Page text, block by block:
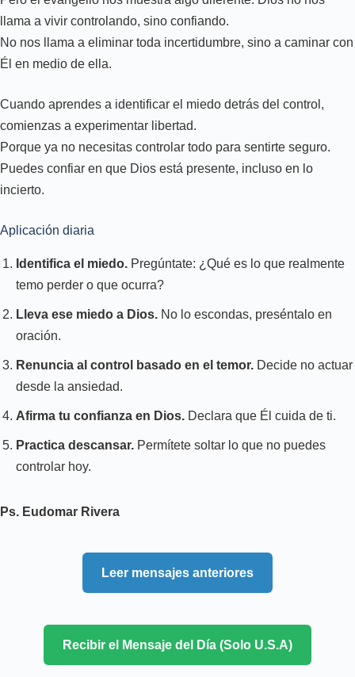
llama a vivir controlando, sino confiando.
No nos llama a eliminar toda incertidumbre, sino a caminar con
Él en medio de ella.
Cuando aprendes a identificar el miedo detrás del control,
comienzas a experimentar libertad.
Porque ya no necesitas controlar todo para sentirte seguro.
Puedes confiar en que Dios está presente, incluso en lo
incierto.
Aplicación diaria
Identifica el miedo. Pregúntate: ¿Qué es lo que realmente
temo perder o que ocurra?
Lleva ese miedo a Dios. No lo escondas, preséntalo en
oración.
Renuncia al control basado en el temor. Decide no actuar
desde la ansiedad.
Afirma tu confianza en Dios. Declara que Él cuida de ti.
Practica descansar. Permítete soltar lo que no puedes
controlar hoy.
Ps. Eudomar Rivera
Leer mensajes anteriores
Recibir el Mensaje del Día (Solo U.S.A)